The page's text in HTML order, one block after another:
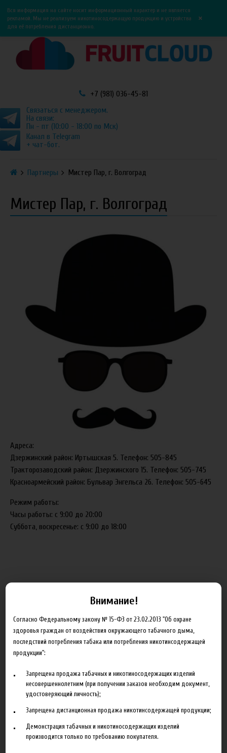
0
Вся информация на сайте носит информационный характер и не является
рекламой. Мы не реализуем никотиносодержащую продукцию и устройства
для её потребления дистанционно.
×
+7 (981) 036-45-81
Связаться с менеджером.
На связи:
Пн - пт (10:00 - 18:00 по Мск)
Канал в Telegram
+ чат-бот.
Партнеры Мистер Пар, г. Волгоград
Мистер Пар, г. Волгоград
Адреса:
Дзержинский район: Иртышская 5. Телефон: 505-845
Тракторозаводский район: Дзержинского 15. Телефон: 505-745
Красноармейский район: Бульвар Энгельса 26. Телефон: 505-645
Режим работы:
Часы работы: с 9:00 до 20:00
Суббота, воскресенье: с 9:00 до 18:00
Новинка HeroesFarm
Ароматизаторы Xian Taima в наличии
Новая линейка жидкостей Time Travel Machine
Внимание!
Согласно Федеральному закону № 15-ФЗ от 23.02.2013 "Об охране
здоровья граждан от воздействия окружающего табачного дыма,
последствий потребления табака или потребления никотинсодержащей
продукции":
Запрещена продажа табачных и никотиносодержащих изделий
несовершеннолетним (при получении заказов необходим документ,
удостоверяющий личность);
Запрещена дистанционная продажа никотинсодержащей продукции;
Демонстрация табачных и никотиносодержащих изделий
производится только по требованию покупателя.